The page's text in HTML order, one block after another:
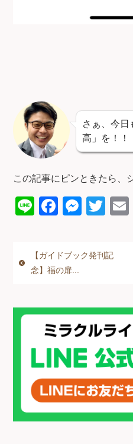
さぁ、今日
高」を！！
この記事にピンときたら、
Li
F
e
o
k
M
e
er
T
er
【ガイドブック発刊記
念】福の扉...